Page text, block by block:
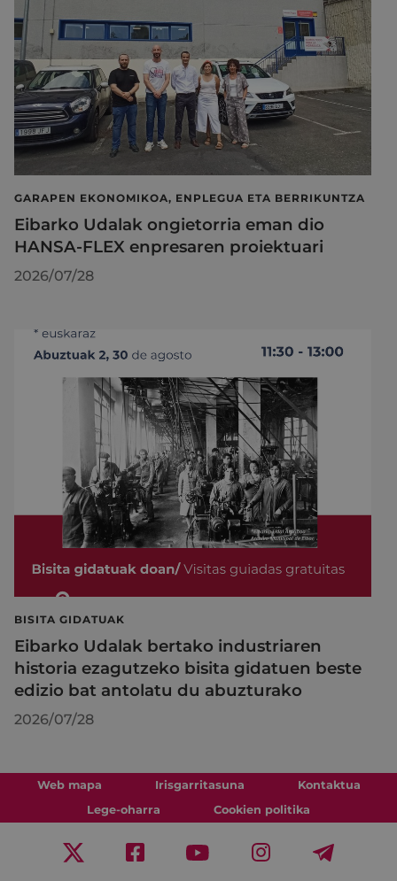
GARAPEN EKONOMIKOA, ENPLEGUA ETA BERRIKUNTZA
Eibarko Udalak ongietorria eman dio
HANSA-FLEX enpresaren proiektuari
2026/07/28
BISITA GIDATUAK
Eibarko Udalak bertako industriaren
historia ezagutzeko bisita gidatuen beste
edizio bat antolatu du abuzturako
2026/07/28
Web mapa Irisgarritasuna
Kontaktua
Lege-oharra
Cookien politika